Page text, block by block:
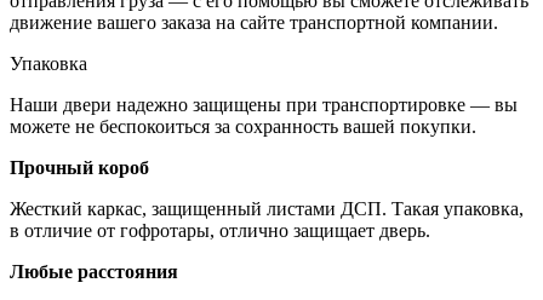
движение вашего заказа на сайте транспортной компании.
Упаковка
Наши двери надежно защищены при транспортировке — вы
можете не беспокоиться за сохранность вашей покупки.
Прочный короб
Жесткий каркас, защищенный листами ДСП. Такая упаковка,
в отличие от гофротары, отлично защищает дверь.
Любые расстояния